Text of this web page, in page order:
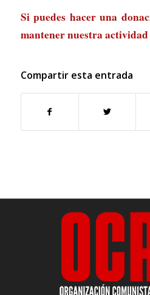
Si puedes hacer una
mantener nuestra actividad
Compartir esta entrada